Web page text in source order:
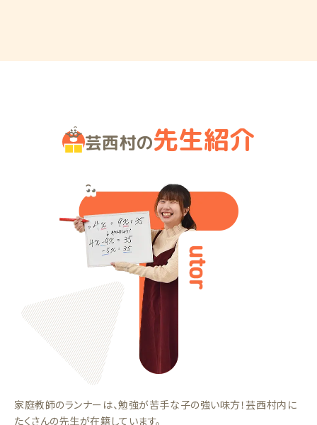
芸西村の先生紹介
家庭教師のランナーは、勉強が苦手な子の強い味方！芸西村内に
たくさんの先生が在籍しています。